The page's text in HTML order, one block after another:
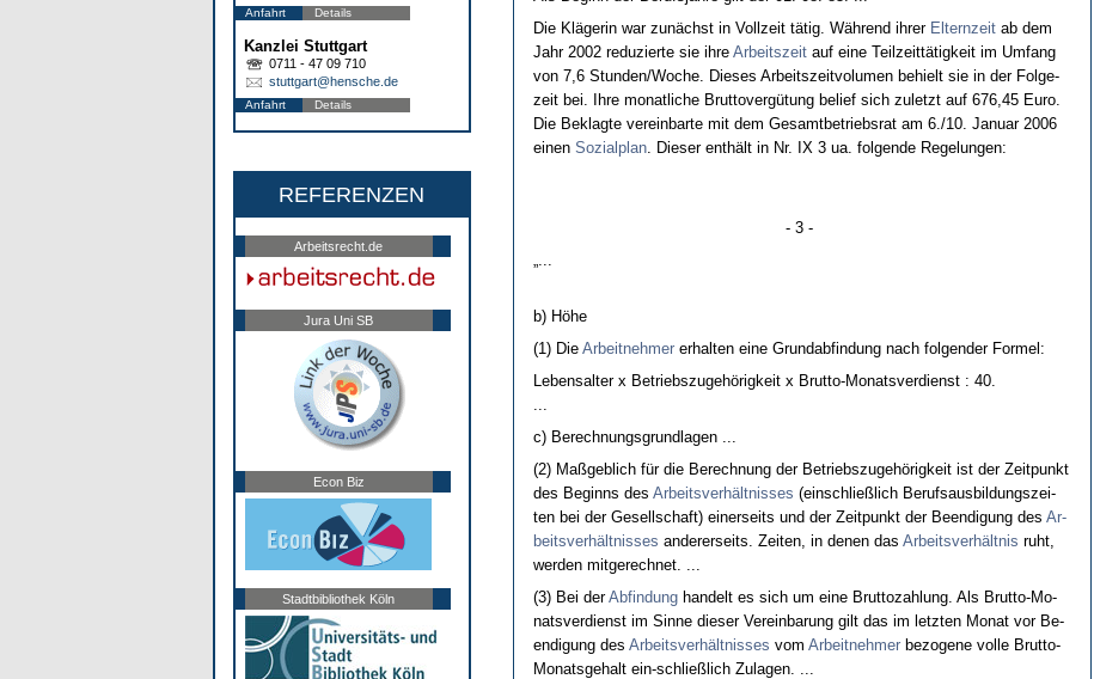
Anfahrt Details
Kanzlei Stuttgart
0711 - 47 09 710
stuttgart@hensche.de
Anfahrt Details
REFERENZEN
Arbeitsrecht.de
Jura Uni SB
Econ Biz
Stadtbibliothek Köln
Die Kläge­rin war zunächst in Voll­zeit tätig. Während ih­rer El­tern­zeitab dem
Jahr 2002 re­du­zier­te sie ih­re Ar­beits­zeitauf ei­ne Teil­zeittätig­keit im Um­fang
von 7,6 St­un­den/Wo­che. Die­ses Ar­beits­zeit­vo­lu­men be­hielt sie in der Fol­ge­
zeit bei. Ih­re mo­nat­li­che Brut­to­vergütung be­lief sich zu­letzt auf 676,45 Eu­ro.
Die Be­klag­te ver­ein­bar­te mit dem Ge­samt­be­triebs­rat am 6./10. Ja­nu­ar 2006
ei­nen So­zi­al­plan. Die­ser enthält in Nr. IX 3 ua. fol­gen­de Re­ge­lun­gen:
- 3 -
„...
b) Höhe
(1) Die Ar­beit­neh­merer­hal­ten ei­ne Grund­ab­fin­dung nach fol­gen­der For­mel:
Le­bens­al­ter x Be­triebs­zu­gehörig­keit x Brut­to-Mo­nats­ver­dienst : 40.
...
c) Be­rech­nungs­grund­la­gen ...
(2) Maßgeb­lich für die Be­rech­nung der Be­triebs­zu­gehörig­keit ist der Zeit­punkt
des Be­ginns des Ar­beits­verhält­nis­ses (ein­sch­ließlich Be­rufs­aus­bil­dungs­zei­
ten bei der Ge­sell­schaft) ei­ner­seits und der Zeit­punkt der Be­en­di­gung des Ar­
beits­verhält­nis­ses an­de­rer­seits. Zei­ten, in de­nen das Ar­beits­verhält­nis ruht,
wer­den mit­ge­rech­net. ...
(3) Bei derAb­fin­dunghan­delt es sich um ei­ne Brut­to­zah­lung. Als Brut­to-Mo­
nats­ver­dienst im Sin­ne die­ser Ver­ein­ba­rung gilt das im letz­ten Mo­nat vor Be­
en­di­gung des Ar­beits­verhält­nis­ses vom Ar­beit­neh­merbe­zo­ge­ne vol­le Brut­to-
Mo­nats­ge­halt ein-schließlich Zu­la­gen. ...